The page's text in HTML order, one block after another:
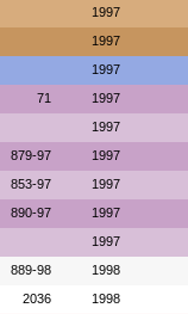
1997
1997
1997
71 1997
1997
879-97 1997
853-97 1997
890-97 1997
1997
889-98 1998
2036 1998